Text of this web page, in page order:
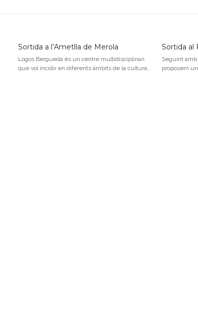
Sortida a l’Ametlla de Merola
Logos Berguedà és un centre multidisciplinari
que vol incidir en diferents àmbits de la cultura…
Sortida al
Seguint amb
proposem